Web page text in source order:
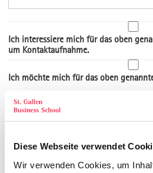
Diese Webseite verwendet
Wir verwenden Cookies, um
Ich interessiere mich für das oben
um Kontaktaufnahme.
Ich möchte mich für das oben
Art der Adresse
Kontaktdaten
Titel